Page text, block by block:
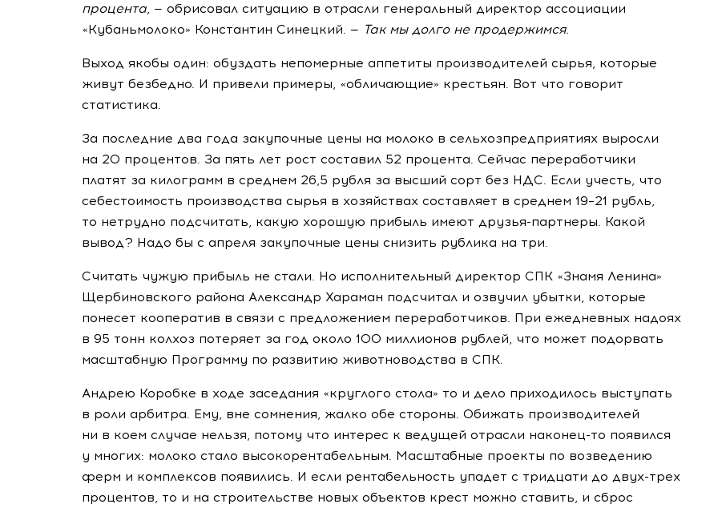
процента, — обрисовал ситуацию в отрасли генеральный директор ассоциации
«Кубаньмолоко» Константин Синецкий. — Так мы долго не продержимся.
Выход якобы один: обуздать непомерные аппетиты производителей сырья, которые
живут безбедно. И привели примеры, «обличающие» крестьян. Вот что говорит
статистика.
За последние два года закупочные цены на молоко в сельхозпредприятиях выросли
на 20 процентов. За пять лет рост составил 52 процента. Сейчас переработчики
платят за килограмм в среднем 26,5 рубля за высший сорт без НДС. Если учесть, что
себестоимость производства сырья в хозяйствах составляет в среднем 19–21 рубль,
то нетрудно подсчитать, какую хорошую прибыль имеют друзья-партнеры. Какой
вывод? Надо бы с апреля закупочные цены снизить рублика на три.
Считать чужую прибыль не стали. Но исполнительный директор СПК «Знамя Ленина»
Щербиновского района Александр Хараман подсчитал и озвучил убытки, которые
понесет кооператив в связи с предложением переработчиков. При ежедневных надоях
в 95 тонн колхоз потеряет за год около 100 миллионов рублей, что может подорвать
масштабную Программу по развитию животноводства в СПК.
Андрею Коробке в ходе заседания «круглого стола» то и дело приходилось выступать
в роли арбитра. Ему, вне сомнения, жалко обе стороны. Обижать производителей
ни в коем случае нельзя, потому что интерес к ведущей отрасли наконец-то появился
у многих: молоко стало высокорентабельным. Масштабные проекты по возведению
ферм и комплексов появились. И если рентабельность упадет с тридцати до двух-трех
процентов, то и на строительстве новых объектов крест можно ставить, и сброс